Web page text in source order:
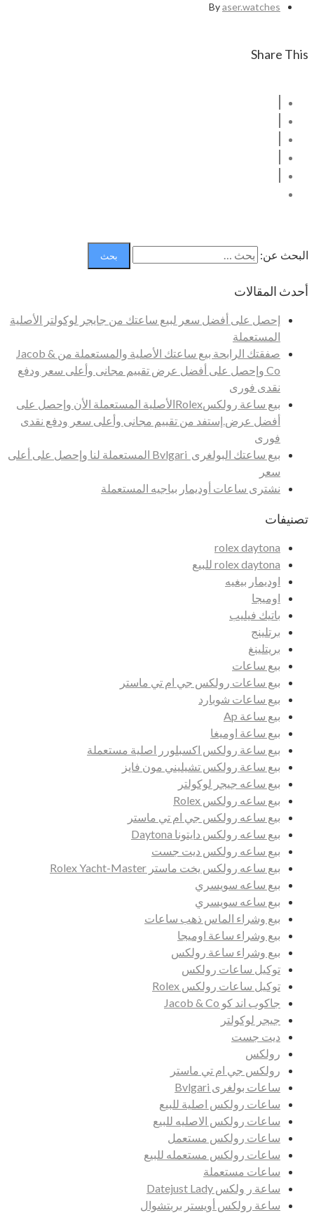
Byaser.watches
Share This
البحث عن:
أحدث المقالات
إحصل على أفضل سعر لبيع ساعتك من جايجر لوكولتر الأصلية
المستعملة
صفقتك الرابحة بيع ساعتك الأصلية والمستعملة من Jacob &
Co وإحصل على أفضل عرض تقييم مجانى وأعلى سعر ودفع
نقدى فورى
بيع ساعة رولكسRolexالأصلية المستعملة الأن وإحصل على
أفضل عرض.إستفد من تقييم مجانى وأعلى سعر ودفع نقدى
فورى
بيع ساعتك البولغرى Bvlgari المستعملة لنا وإحصل على أعلى
سعر
نشترى ساعات أوديمار بياجيه المستعملة
تصنيفات
rolex daytona
rolex daytona للبيع
اوديمار بيغيه
اوميجا
باتيك فيليب
برتلينج
بريتلينغ
بيع ساعات
بيع ساعات رولكس جي ام تي ماستر
بيع ساعات شوبارد
بيع ساعة Ap
بيع ساعة اوميغا
بيع ساعة رولكس اكسبلورر اصلية مستعملة
بيع ساعة رولكس تشيليني مون فايز
بيع ساعه جيجر لوكولتر
بيع ساعه رولكس Rolex
بيع ساعه رولكس جي ام تي ماستر
بيع ساعه رولكس دايتونا Daytona
بيع ساعه رولكس ديت جست
بيع ساعه رولكس يخت ماستر Rolex Yacht-Master
بيع ساعه سويسري
بيع ساعه سويسري
بيع وشراء الماس ذهب ساعات
بيع وشراء ساعة اوميجا
بيع وشراء ساعة رولكس
توكيل ساعات رولكس
توكيل ساعات رولكس Rolex
جاكوب اند كو Jacob & Co
جيجر لوكولتر
ديت جست
رولكس
رولكس جي ام تي ماستر
ساعات بولغرى Bvlgari
ساعات رولكس اصلية للبيع
ساعات رولكس الاصليه للبيع
ساعات رولكس مستعمل
ساعات رولكس مستعمله للبيع
ساعات مستعملة
ساعة ر ولكس Datejust Lady
ساعة رولكس أويستر بربتشوال